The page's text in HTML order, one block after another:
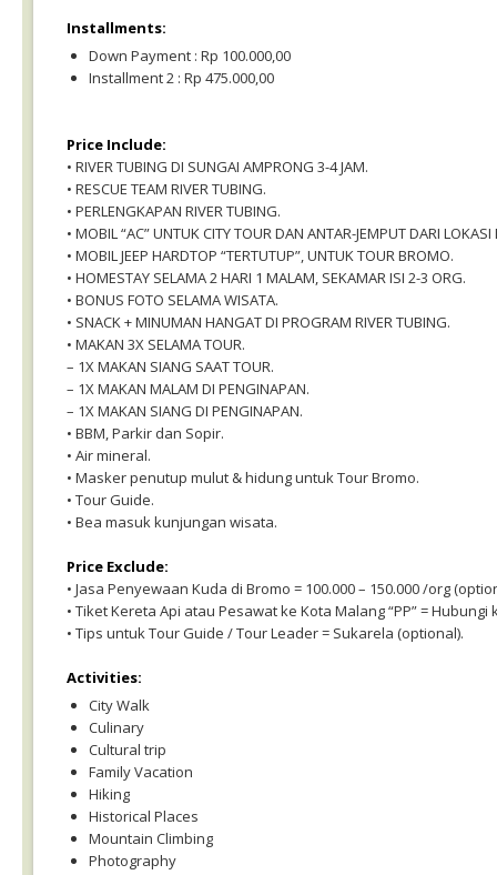
Installments:
Down Payment : Rp 100.000,00
Installment 2 : Rp 475.000,00
Price Include:
• RIVER TUBING DI SUNGAI AMPRONG 3-4 JAM.
• RESCUE TEAM RIVER TUBING.
• PERLENGKAPAN RIVER TUBING.
• MOBIL “AC” UNTUK CITY TOUR DAN ANTAR-JEMPUT DARI
• MOBIL JEEP HARDTOP “TERTUTUP”, UNTUK TOUR BROMO.
• HOMESTAY SELAMA 2 HARI 1 MALAM, SEKAMAR ISI 2-3 ORG.
• BONUS FOTO SELAMA WISATA.
• SNACK + MINUMAN HANGAT DI PROGRAM RIVER TUBING.
• MAKAN 3X SELAMA TOUR.
– 1X MAKAN SIANG SAAT TOUR.
– 1X MAKAN MALAM DI PENGINAPAN.
– 1X MAKAN SIANG DI PENGINAPAN.
• BBM, Parkir dan Sopir.
• Air mineral.
• Masker penutup mulut & hidung untuk Tour Bromo.
• Tour Guide.
• Bea masuk kunjungan wisata.
Price Exclude:
• Jasa Penyewaan Kuda di Bromo = 100.000 – 150.000 /org
• Tiket Kereta Api atau Pesawat ke Kota Malang “PP” = Hubungi
• Tips untuk Tour Guide / Tour Leader = Sukarela (optional).
Activities:
City Walk
Culinary
Cultural trip
Family Vacation
Hiking
Historical Places
Mountain Climbing
Photography